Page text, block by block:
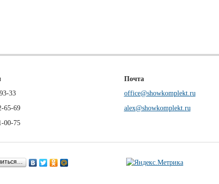
33
65-69
00-75
Почта
office@showkomplekt.ru
alex@showkomplekt.ru